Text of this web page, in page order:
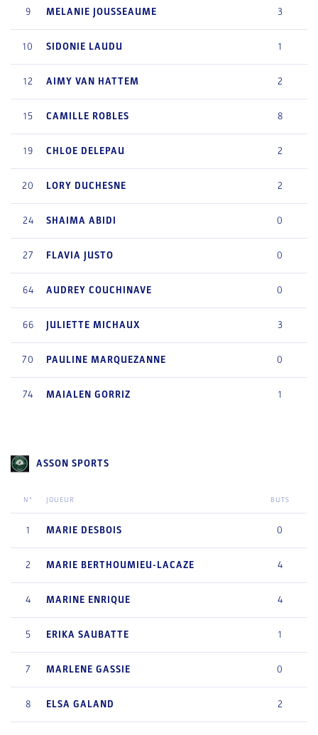
9 MELANIE JOUSSEAUME 3
10 SIDONIE LAUDU 1
12 AIMY VAN HATTEM 2
15 CAMILLE ROBLES 8
19 CHLOE DELEPAU 2
20 LORY DUCHESNE 2
24 SHAIMA ABIDI 0
27 FLAVIA JUSTO 0
64 AUDREY COUCHINAVE 0
66 JULIETTE MICHAUX 3
70 PAULINE MARQUEZANNE 0
74 MAIALEN GORRIZ 1
ASSON SPORTS
N° JOUEUR BUTS
1 MARIE DESBOIS 0
2 MARIE BERTHOUMIEU-LACAZE 4
4 MARINE ENRIQUE 4
5 ERIKA SAUBATTE 1
7 MARLENE GASSIE 0
8 ELSA GALAND 2